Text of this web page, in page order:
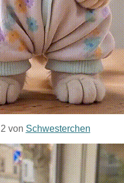
von Schwesterchen